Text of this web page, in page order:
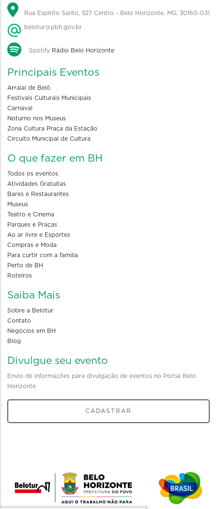
Rua Espírito Santo, 527 Centro - Belo Horizonte, MG, 30160-031
belotur@pbh.gov.br
Spotify Rádio Belo Horizonte
Principais Eventos
Arraial de Belô
Festivais Culturais Municipais
Carnaval
Noturno nos Museus
Zona Cultura Praça da Estação
Circuito Municipal de Cultura
O que fazer em BH
Todos os eventos
Atividades Gratuitas
Bares e Restaurantes
Museus
Teatro e Cinema
Parques e Praças
Ao ar livre e Esportes
Compras e Moda
Para curtir com a familia
Perto de BH
Roteiros
Saiba Mais
Sobre a Belotur
Contato
Negócios em BH
Blog
Divulgue seu evento
Envio de informações para divulgação de eventos no Portal Belo
Horizonte
CADASTRAR